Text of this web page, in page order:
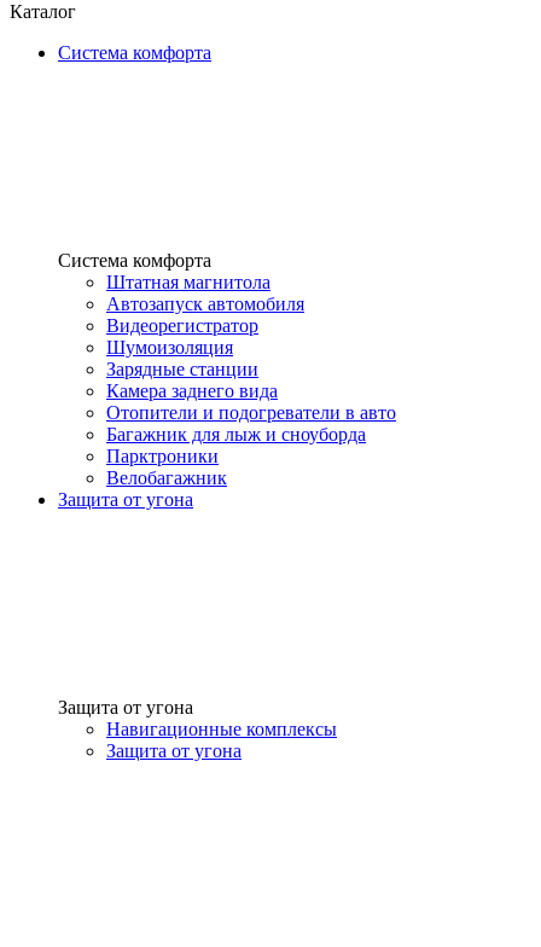
Каталог
Система комфорта
Система комфорта
Штатная магнитола
Автозапуск автомобиля
Видеорегистратор
Шумоизоляция
Зарядные станции
Камера заднего вида
Отопители и подогреватели в авто
Багажник для лыж и сноуборда
Парктроники
Велобагажник
Защита от угона
Защита от угона
Навигационные комплексы
Защита от угона